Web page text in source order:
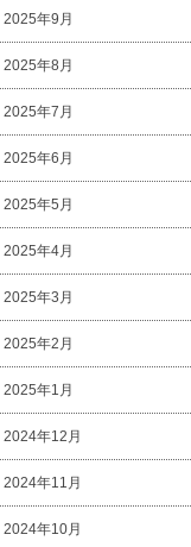
2025年9月
2025年8月
2025年7月
2025年6月
2025年5月
2025年4月
2025年3月
2025年2月
2025年1月
2024年12月
2024年11月
2024年10月